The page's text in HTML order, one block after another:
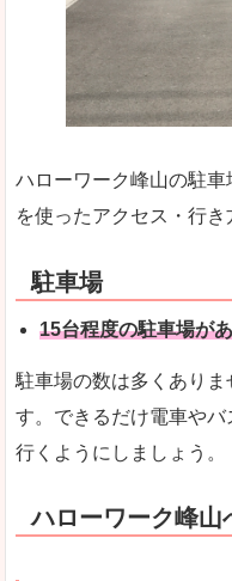
ハローワーク峰山の駐
を使ったアクセス・行き
駐車場
15台程度の駐車場が
駐車場の数は多くあり
す。できるだけ電車や
行くようにしましょう。
ハローワーク峰山